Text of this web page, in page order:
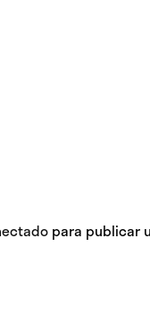
para publicar